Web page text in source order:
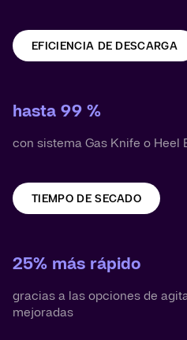
EFICIENCIA DE DESCARGA
hasta 99 %
con sistema Gas Knife o Heel
TIEMPO DE SECADO
25% más rápido
gracias a las opciones de
mejoradas